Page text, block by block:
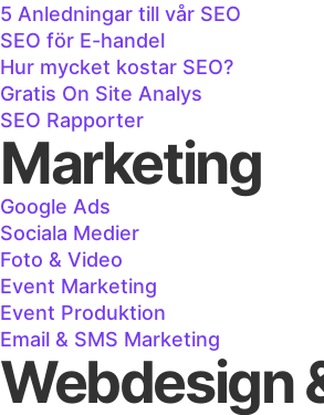
5 Anledningar till vår SEO
SEO för E-handel
Hur mycket kostar SEO?
Gratis On Site Analys
SEO Rapporter
Marketing
Google Ads
Sociala Medier
Foto & Video
Event Marketing
Event Produktion
Email & SMS Marketing
Webdesign